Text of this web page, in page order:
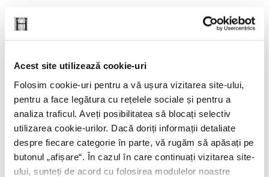
Acest site utilizează cookie-uri
Folosim cookie-uri pentru a vă ușura vizitarea site-ului,
pentru a face legătura cu rețelele sociale și pentru a
analiza traficul. Aveți posibilitatea să blocați selectiv
utilizarea cookie-urilor. Dacă doriți informații detaliate
despre fiecare categorie în parte, vă rugăm să apăsați pe
butonul „ afișare“. În cazul în care continuați vizitarea site-
ului, sunteți de acord cu folosirea modulelor noastre
Editura Humanitas vă invită marți, 16 decembrie, de la ora
19.00, la Librăria Humanitas de la Cișmigiu, la o întâlnire cu
istoricul francez Thierry Wolton, Gabriel Liiceanu și Ioan
evenimentului va fi Magda Grădinaru.
Cel mai recent volum al lui Thierry Wolton,Întoarcerea
vremurilor barbare. De la un război la altula apărut anul
trecut, în traducerea lui Iulian Comănescu.
Accesul este liber, în limita locurilor disponibile, prin rezervare
pe platforma Eventbook.